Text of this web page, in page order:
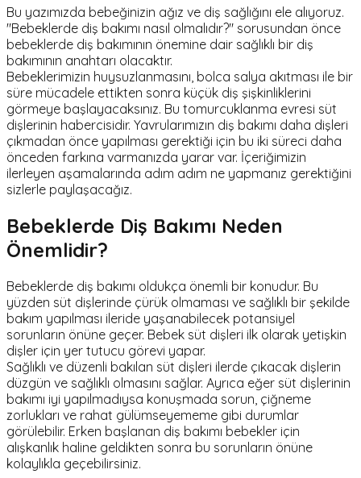
Bu yazımızda bebeğinizin ağız ve diş sağlığını ele alıyoruz.
"Bebeklerde diş bakımı nasıl olmalıdır?" sorusundan önce
bebeklerde diş bakımının önemine dair sağlıklı bir diş
bakımının anahtarı olacaktır.
Bebeklerimizin huysuzlanmasını, bolca salya akıtması ile bir
süre mücadele ettikten sonra küçük diş şişkinliklerini
görmeye başlayacaksınız. Bu tomurcuklanma evresi süt
dişlerinin habercisidir. Yavrularımızın diş bakımı daha dişleri
çıkmadan önce yapılması gerektiği için bu iki süreci daha
önceden farkına varmanızda yarar var. İçeriğimizin
ilerleyen aşamalarında adım adım ne yapmanız gerektiğini
sizlerle paylaşacağız.
Bebeklerde Diş Bakımı Neden
Önemlidir?
Bebeklerde diş bakımı oldukça önemli bir konudur. Bu
yüzden süt dişlerinde çürük olmaması ve sağlıklı bir şekilde
bakım yapılması ileride yaşanabilecek potansiyel
sorunların önüne geçer. Bebek süt dişleri ilk olarak yetişkin
dişler için yer tutucu görevi yapar.
Sağlıklı ve düzenli bakılan süt dişleri ilerde çıkacak dişlerin
düzgün ve sağlıklı olmasını sağlar. Ayrıca eğer süt dişlerinin
bakımı iyi yapılmadıysa konuşmada sorun, çiğneme
zorlukları ve rahat gülümseyememe gibi durumlar
görülebilir. Erken başlanan diş bakımı bebekler için
alışkanlık haline geldikten sonra bu sorunların önüne
kolaylıkla geçebilirsiniz.